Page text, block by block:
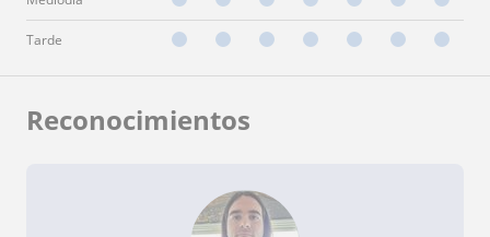
Tarde
Reconocimientos